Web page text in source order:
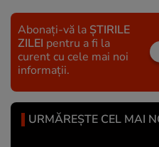
Abonați-vă la ȘTIRILE
ZILEI pentru a fi la
curent cu cele mai noi
informații.
URMĂREȘTE CEL MAI